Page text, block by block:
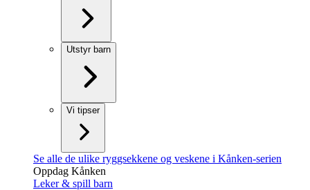
Utstyr barn
Vi tipser
Se alle de ulike ryggsekkene og veskene i Kånken-serien
Oppdag Kånken
Leker & spill barn